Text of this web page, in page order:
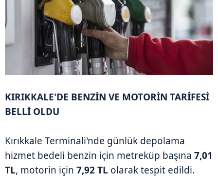
KIRIKKALE'DE BENZİN VE MOTORİN TARİFESİ
BELLİ OLDU
Kırıkkale Terminali'nde günlük depolama
hizmet bedeli benzin için metreküp başına 7,01
TL, motorin için 7,92 TL olarak tespit edildi.